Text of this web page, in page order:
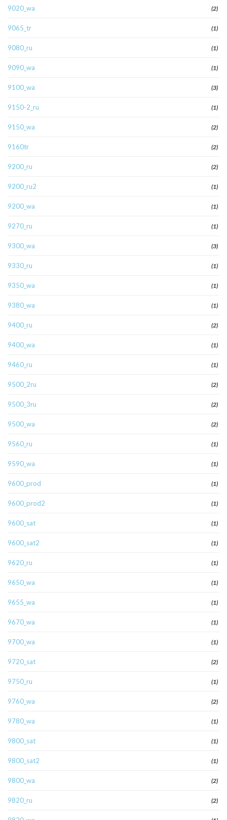
9020_wa (2)
9065_tr (1)
9080_ru (1)
9090_wa (1)
9100_wa (3)
9150-2_ru (1)
9150_wa (2)
9160tr (2)
9200_ru (2)
9200_ru2 (1)
9200_wa (1)
9270_ru (1)
9300_wa (3)
9330_ru (1)
9350_wa (1)
9380_wa (1)
9400_ru (2)
9400_wa (1)
9460_ru (1)
9500_2ru (2)
9500_3ru (2)
9500_wa (2)
9560_ru (1)
9590_wa (1)
9600_prod (1)
9600_prod2 (1)
9600_sat (1)
9600_sat2 (1)
9620_ru (1)
9650_wa (1)
9655_wa (1)
9670_wa (1)
9700_wa (1)
9720_sat (2)
9750_ru (1)
9760_wa (2)
9780_wa (1)
9800_sat (1)
9800_sat2 (1)
9800_wa (2)
9820_ru (2)